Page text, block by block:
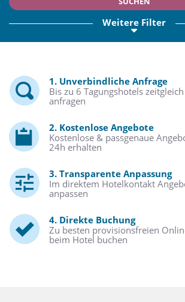
Weitere Filter
1. Unverbindliche Anfrage
Bis zu 6 Tagungshotels
anfragen
2. Kostenlose Angebote
Kostenlose & passgenaue
24h erhalten
3. Transparente Anpassung
Im direktem Hotelkontakt
anpassen
4. Direkte Buchung
Zu besten provisionsfreien
beim Hotel buchen